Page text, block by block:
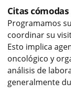
Citas cómodas
Programamos
coordinar su
Esto implica
oncológico y
análisis de
generalmente